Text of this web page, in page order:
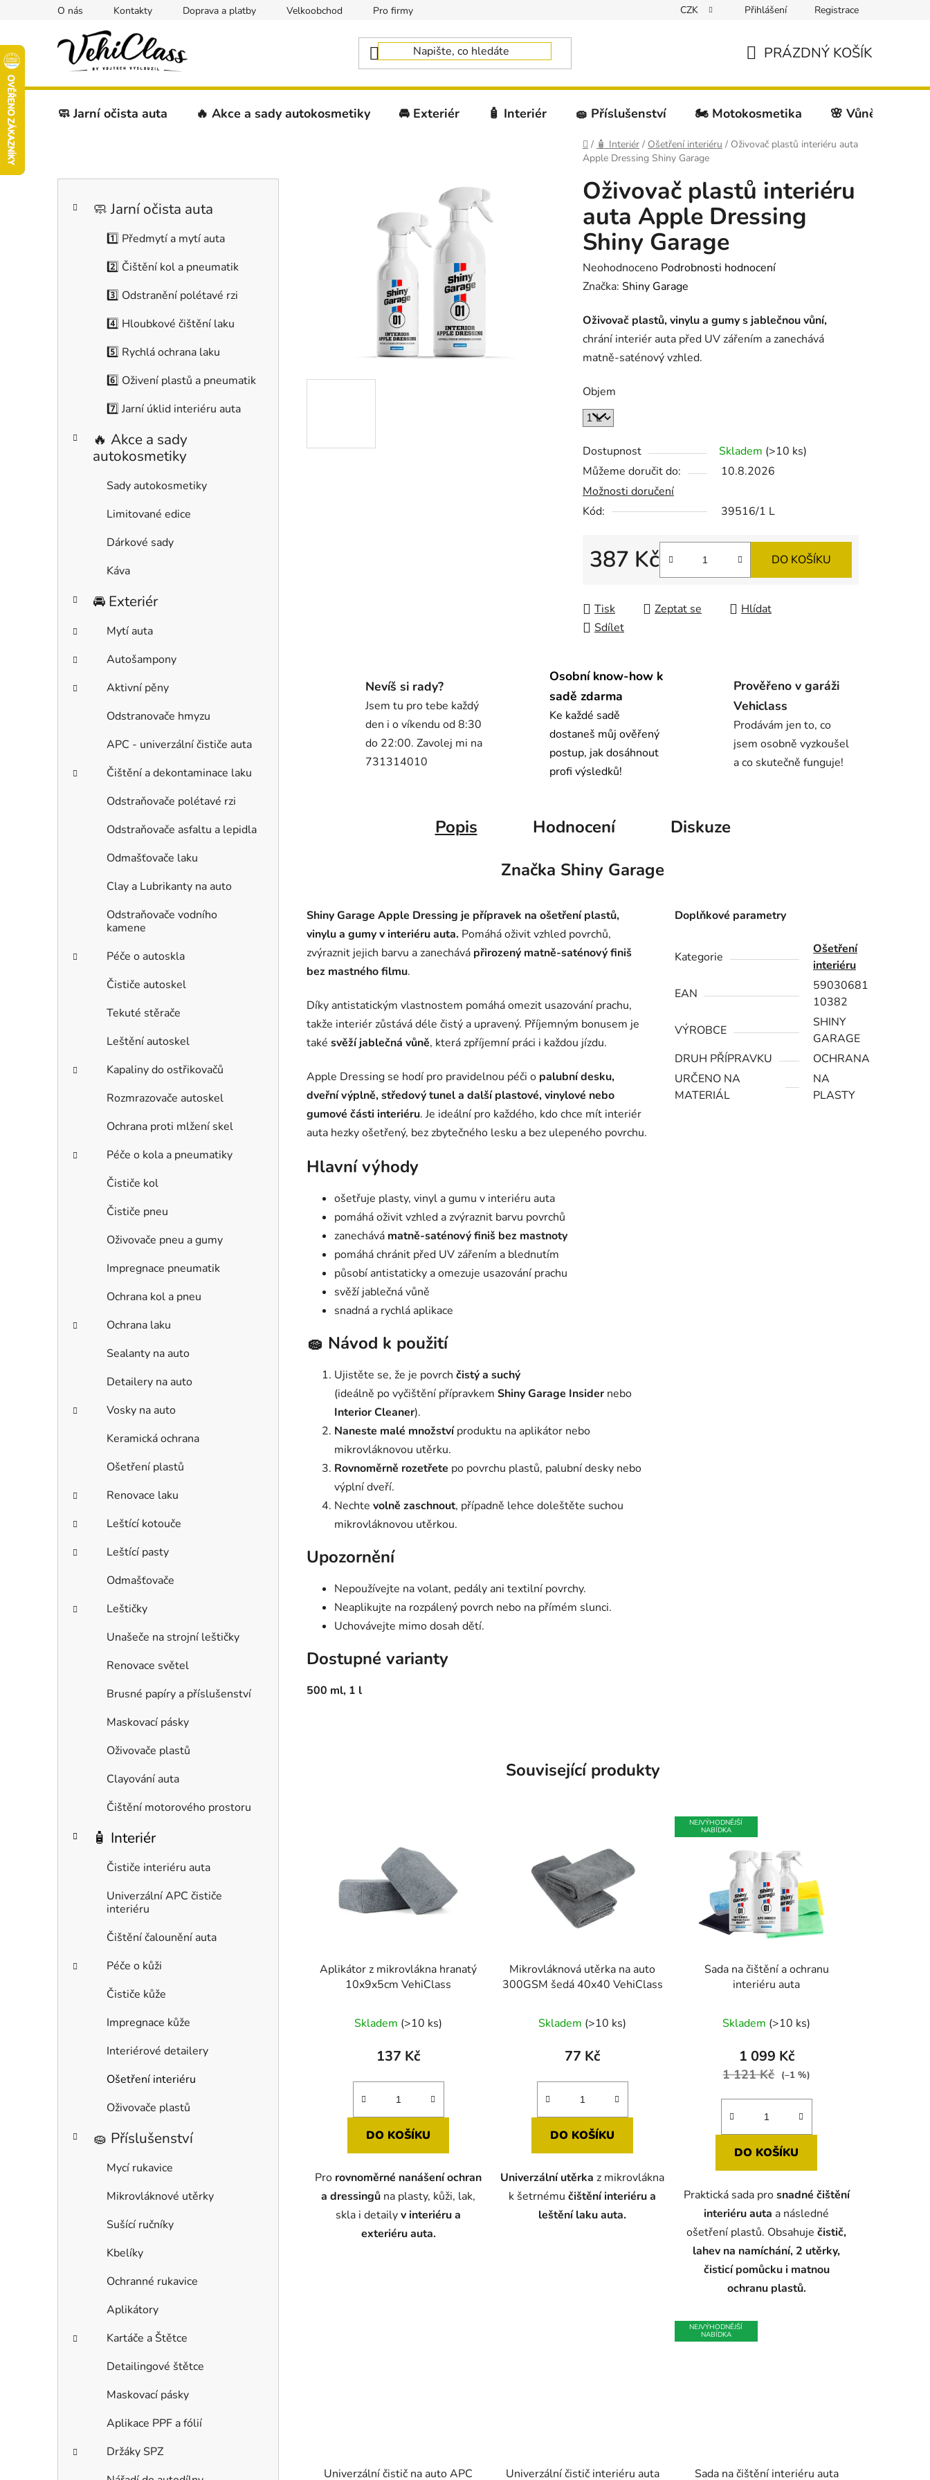
O nás Kontakty Doprava a platby Velkoobchod Pro firmy CZK Přihlášení Registrace
PRÁZDNÝ KOŠÍK
🧼 Jarní očista auta 🔥 Akce a sady autokosmetiky 🚘 Exteriér 🧴 Interiér 🧽 Příslušenství 🏍️ Motokosmetika 🌸 Vůně do auta
Domů
/ 🧴 Interiér / Ošetření interiéru / Oživovač plastů interiéru auta
Apple Dressing Shiny Garage
P
kategorie
K
🧼 Jarní očista auta
1️⃣ Předmytí a mytí auta
2️⃣ Čištění kol a pneumatik
3️⃣ Odstranění polétavé rzi
4️⃣ Hloubkové čištění laku
5️⃣ Rychlá ochrana laku
6️⃣ Oživení plastů a pneumatik
7️⃣ Jarní úklid interiéru auta
🔥 Akce a sady
autokosmetiky
Sady autokosmetiky
Limitované edice
Dárkové sady
Káva
🚘 Exteriér
Mytí auta
Autošampony
Aktivní pěny
Odstranovače hmyzu
APC - univerzální čističe auta
Čištění a dekontaminace laku
Odstraňovače polétavé rzi
Odstraňovače asfaltu a lepidla
Odmašťovače laku
Clay a Lubrikanty na auto
Odstraňovače vodního
kamene
Péče o autoskla
Čističe autoskel
Tekuté stěrače
Leštění autoskel
Kapaliny do ostřikovačů
Rozmrazovače autoskel
Ochrana proti mlžení skel
Péče o kola a pneumatiky
Čističe kol
Čističe pneu
Oživovače pneu a gumy
Impregnace pneumatik
Ochrana kol a pneu
Ochrana laku
Sealanty na auto
Detailery na auto
Vosky na auto
Keramická ochrana
Ošetření plastů
Renovace laku
Leštící kotouče
Leštící pasty
Odmašťovače
Leštičky
Unašeče na strojní leštičky
Renovace světel
Brusné papíry a příslušenství
Maskovací pásky
Oživovače plastů
Clayování auta
Čištění motorového prostoru
🧴 Interiér
Čističe interiéru auta
Univerzální APC čističe
interiéru
Čištění čalounění auta
Péče o kůži
Čističe kůže
Impregnace kůže
Interiérové detailery
Ošetření interiéru
Oživovače plastů
🧽 Příslušenství
Mycí rukavice
Mikrovláknové utěrky
Sušící ručníky
Kbelíky
Ochranné rukavice
Aplikátory
Kartáče a Štětce
Detailingové štětce
Maskovací pásky
Aplikace PPF a fólií
Držáky SPZ
Oživovač plastů interiéru
auta Apple Dressing
Shiny Garage
Průměrné
hodnocení
je
0,0
z
hvězdiček.
Neohodnoceno Podrobnosti hodnocení
Značka: Shiny Garage
Oživovač plastů, vinylu a gumy s jablečnou vůní,
chrání interiér auta před UV zářením a zanechává
matně-saténový vzhled.
Objem
Dostupnost Skladem (>10 ks)
Můžeme doručit do:
10.8.2026
Možnosti doručení
Kód:
39516/1 L
387 Kč DO KOŠÍKU
Tisk Zeptat se
Hlídat
Sdílet
Nevíš si rady?
Jsem tu pro tebe každý
den i o víkendu od 8:30
do 22:00. Zavolej mi na
731314010
Osobní know-how k
sadě zdarma
Ke každé sadě
dostaneš můj ověřený
postup, jak dosáhnout
profi výsledků!
Prověřeno v garáži
Vehiclass
Prodávám jen to, co
jsem osobně vyzkoušel
a co skutečně funguje!
Popis Hodnocení
Diskuze
Značka Shiny Garage
Shiny Garage Apple Dressing je přípravek na ošetření plastů,
vinylu a gumy v interiéru auta. Pomáhá oživit vzhled povrchů,
zvýraznit jejich barvu a zanechává přirozený matně-saténový finiš
bez mastného filmu.
Díky antistatickým vlastnostem pomáhá omezit usazování prachu,
takže interiér zůstává déle čistý a upravený. Příjemným bonusem je
také svěží jablečná vůně, která zpříjemní práci i každou jízdu.
Apple Dressing se hodí pro pravidelnou péči o palubní desku,
dveřní výplně, středový tunel a další plastové, vinylové nebo
gumové části interiéru. Je ideální pro každého, kdo chce mít interiér
auta hezky ošetřený, bez zbytečného lesku a bez ulepeného povrchu.
Hlavní výhody
ošetřuje plasty, vinyl a gumu v interiéru auta
pomáhá oživit vzhled a zvýraznit barvu povrchů
zanechává matně-saténový finiš bez mastnoty
pomáhá chránit před UV zářením a blednutím
působí antistaticky a omezuje usazování prachu
svěží jablečná vůně
snadná a rychlá aplikace
🧽 Návod k použití
Ujistěte se, že je povrch čistý a suchý
(ideálně po vyčištění přípravkem Shiny Garage Insider nebo
Interior Cleaner).
Naneste malé množstvíproduktu na aplikátor nebo
mikrovláknovou utěrku.
Rovnoměrně rozetřete po povrchu plastů, palubní desky nebo
výplní dveří.
Nechte volně zaschnout, případně lehce doleštěte suchou
mikrovláknovou utěrkou.
Upozornění
Nepoužívejte na volant, pedály ani textilní povrchy.
Neaplikujte na rozpálený povrch nebo na přímém slunci.
Uchovávejte mimo dosah dětí.
Dostupné varianty
500 ml, 1 l
Doplňkové parametry
Kategorie
Ošetření
interiéru
EAN
59030681
10382
VÝROBCE
SHINY
GARAGE
DRUH PŘÍPRAVKU
OCHRANA
URČENO NA
MATERIÁL
NA
PLASTY
Související produkty
Aplikátor z mikrovlákna hranatý
10x9x5cm VehiClass
Skladem (>10 ks)
137 Kč
DO KOŠÍKU
Pro rovnoměrné nanášení ochran
a dressingů na plasty, kůži, lak,
skla i detailyv interiéru a
exteriéru auta.
Mikrovláknová utěrka na auto
300GSM šedá 40x40 VehiClass
hodnocení
produktu
5,0
z
hvězdiček.
Skladem (>10 ks)
77 Kč
DO KOŠÍKU
Univerzální utěrka z mikrovlákna
k šetrnémučištění interiéru a
leštění laku auta.
NEJVÝHODNĚJŠÍ
NABÍDKA
Sada na čištění a ochranu
interiéru auta
Skladem (>10 ks)
1 099 Kč
1 121 Kč (–1 %)
DO KOŠÍKU
Praktická sada prosnadné čištění
interiéru auta a následné
ošetření plastů. Obsahuječistič,
lahev na namíchání, 2 utěrky,
čisticí pomůcku i matnou
ochranu plastů.
Univerzální čistič na auto APC Univerzální čistič interiéru auta
NEJVÝHODNĚJŠÍ
NABÍDKA
Sada na čištění interiéru auta